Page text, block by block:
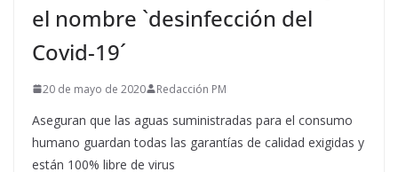
el nombre `desinfección del
Covid-19´
20 de mayo de 2020 Redacción PM
Aseguran que las aguas suministradas para el consumo
humano guardan todas las garantías de calidad exigidas y
están 100% libre de virus